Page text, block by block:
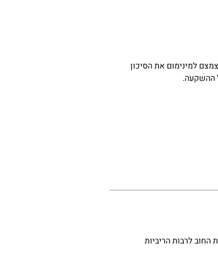
למינימום את הסיכון
ההשקעה.
לרבות הריביות